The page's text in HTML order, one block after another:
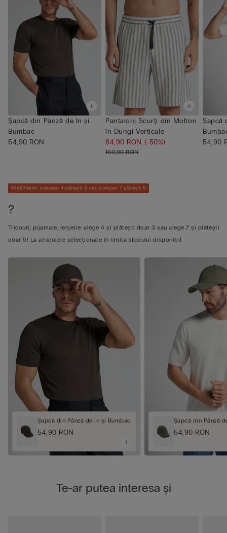
Șapcă din Pânză de In și
Bumbac
54,90 RON
Pantaloni Scurți din Molton
în Dungi Verticale
84,90 RON (-50%)
169,90 RON
Șapcă
54,90
Mix&Match: cumperi 4 plătești 3 sau cumperi 7 plătești 5
?
Tricouri, pijamale, lenjerie: alege 4 și plătești doar 3 sau alege 7 și plătești
doar 5! La articolele selecționate în limita stocului disponibil
Șapcă din Pânză de In și Bumbac
54,90 RON
Șapcă din Pânză
54,90 RON
Te-ar putea interesa și